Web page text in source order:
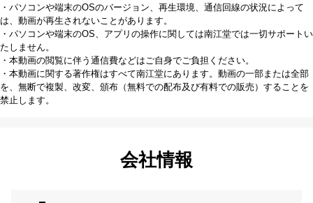
・パソコンや端末のOSのバージョン、再生環境、通信回線の状況によって
は、動画が再生されないことがあります。
・パソコンや端末のOS、アプリの操作に関しては南江堂では一切サポートい
たしません。
・本動画の閲覧に伴う通信費などはご自身でご負担ください。
・本動画に関する著作権はすべて南江堂にあります。動画の一部または全部
を、無断で複製、改変、頒布（無料での配布及び有料での販売）することを
禁止します。
会社情報